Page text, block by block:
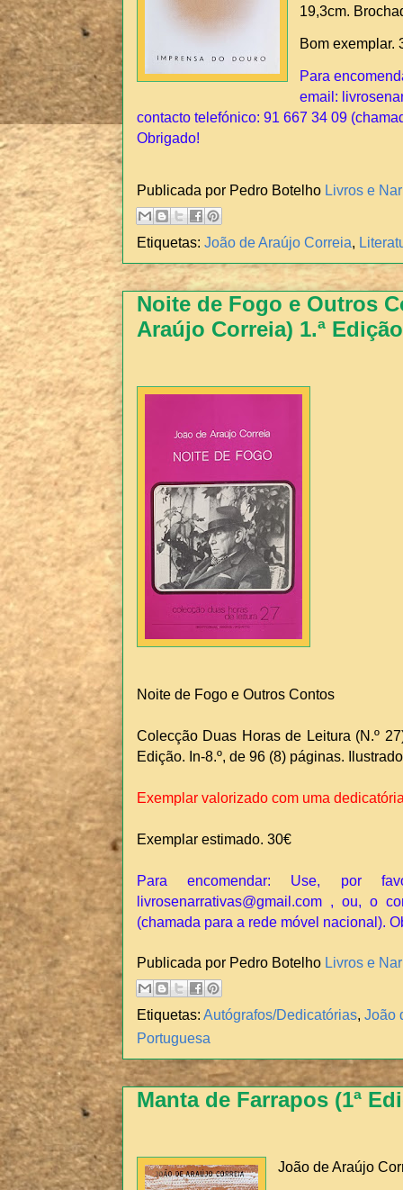
19,3cm.
Bom exemplar.
Para
email:
contacto telefónico: 91 667 34 09
Obrigado!
Publicada por Pedro Botelho Livros e
Etiquetas: João de Araújo Correia,
Noite de Fogo e Outros
Araújo Correia) 1.ª
Noite de Fogo e Outros Contos
Colecção Duas Horas de Leitura (N.º
Edição. In-8.º, de 96 (8) páginas.
Exemplar valorizado com uma
Exemplar estimado. 30€
Para encomendar: Use, por
livrosenarrativas@gmail.com , ou, o
(chamada para a rede móvel nacional).
Publicada por Pedro Botelho Livros e
Etiquetas: Autógrafos/Dedicatórias, João
Portuguesa
Manta de Farrapos (1ª
João de Araújo